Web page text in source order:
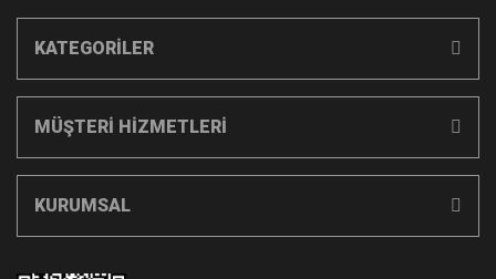
KATEGORİLER
MÜŞTERİ HİZMETLERİ
KURUMSAL